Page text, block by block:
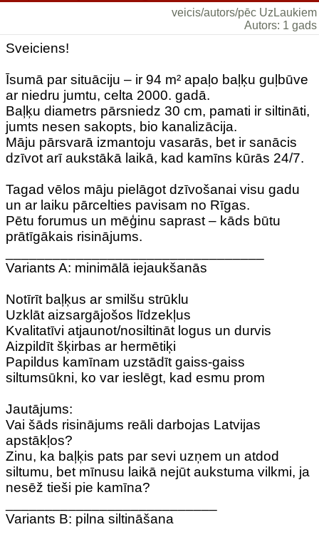
veicis/autors/pēc UzLaukiem
Autors: 1 gads
Sveiciens!
Īsumā par situāciju – ir 94 m² apaļo baļķu guļbūve
ar niedru jumtu, celta 2000. gadā.
Baļķu diametrs pārsniedz 30 cm, pamati ir siltināti,
jumts nesen sakopts, bio kanalizācija.
Māju pārsvarā izmantoju vasarās, bet ir sanācis
dzīvot arī aukstākā laikā, kad kamīns kūrās 24/7.
Tagad vēlos māju pielāgot dzīvošanai visu gadu
un ar laiku pārcelties pavisam no Rīgas.
Pētu forumus un mēģinu saprast – kāds būtu
prātīgākais risinājums.
Variants A: minimālā iejaukšanās
Notīrīt baļķus ar smilšu strūklu
Uzklāt aizsargājošos līdzekļus
Kvalitatīvi atjaunot/nosiltināt logus un durvis
Aizpildīt šķirbas ar hermētiķi
Papildus kamīnam uzstādīt gaiss-gaiss
siltumsūkni, ko var ieslēgt, kad esmu prom
Jautājums:
Vai šāds risinājums reāli darbojas Latvijas
apstākļos?
Zinu, ka baļķis pats par sevi uzņem un atdod
siltumu, bet mīnusu laikā nejūt aukstuma vilkmi, ja
nesēž tieši pie kamīna?
Variants B: pilna siltināšana